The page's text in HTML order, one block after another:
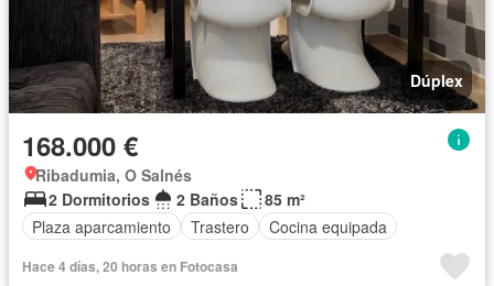
Dúplex
168.000 €
Ribadumia, O Salnés
2 Dormitorios
2 Baños
85 m²
Plaza aparcamiento
Trastero Cocina equipada
Hace 4 días, 20 horas en Fotocasa